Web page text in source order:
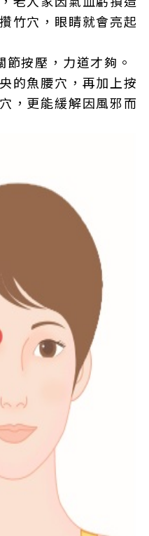
竹穴，眼睛就會亮起
按壓，力道才夠。
的魚腰穴，再加上按
，更能緩解因風邪而